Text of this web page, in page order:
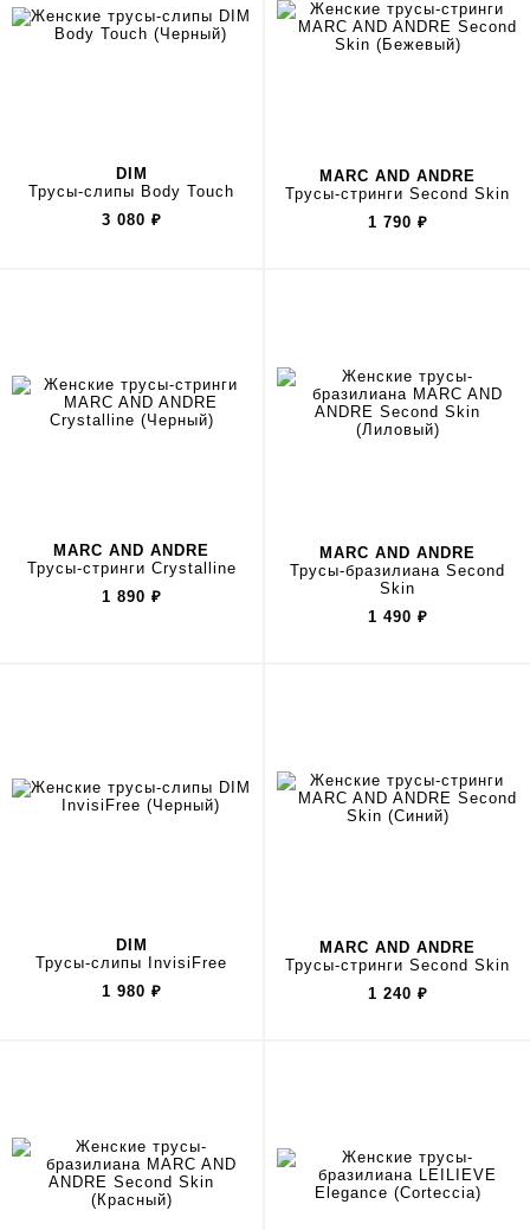
DIM
Трусы-слипы Body Touch
3 080 ₽
MARC AND ANDRE
Трусы-стринги Second Skin
1 790 ₽
MARC AND ANDRE
Трусы-стринги Crystalline
1 890 ₽
MARC AND ANDRE
Трусы-бразилиана Second
Skin
1 490 ₽
DIM
Трусы-слипы InvisiFree
1 980 ₽
MARC AND ANDRE
Трусы-стринги Second Skin
1 240 ₽